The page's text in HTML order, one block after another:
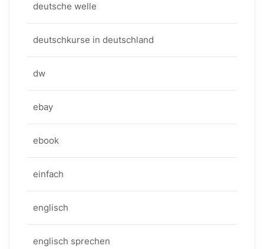
deutsche welle
deutschkurse in deutschland
dw
ebay
ebook
einfach
englisch
englisch sprechen